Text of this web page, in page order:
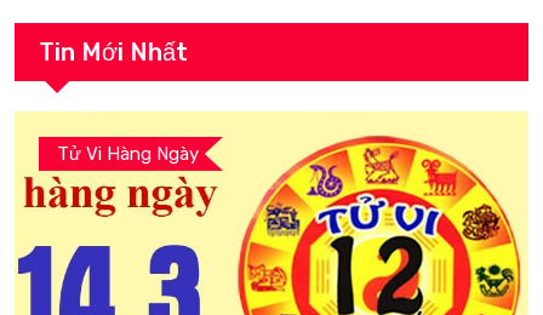
Tin Mới Nhất
Tử Vi Hàng Ngày